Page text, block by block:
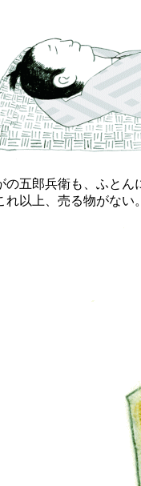
五郎兵衛も、ふとん
れ以上、売る物がない